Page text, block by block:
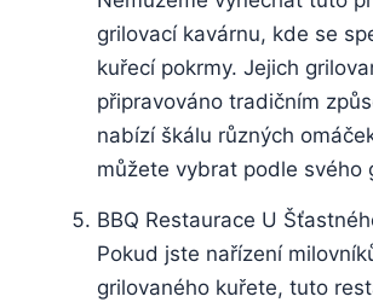
grilovací kavárnu, kde se
‍kuřecí⁤ pokrmy.⁣ Jejich
připravováno tradičním
nabízí škálu různých⁢
můžete vybrat podle svého
BBQ Restaurace⁤ U
Pokud jste nařízení
grilovaného ⁤kuřete, tuto